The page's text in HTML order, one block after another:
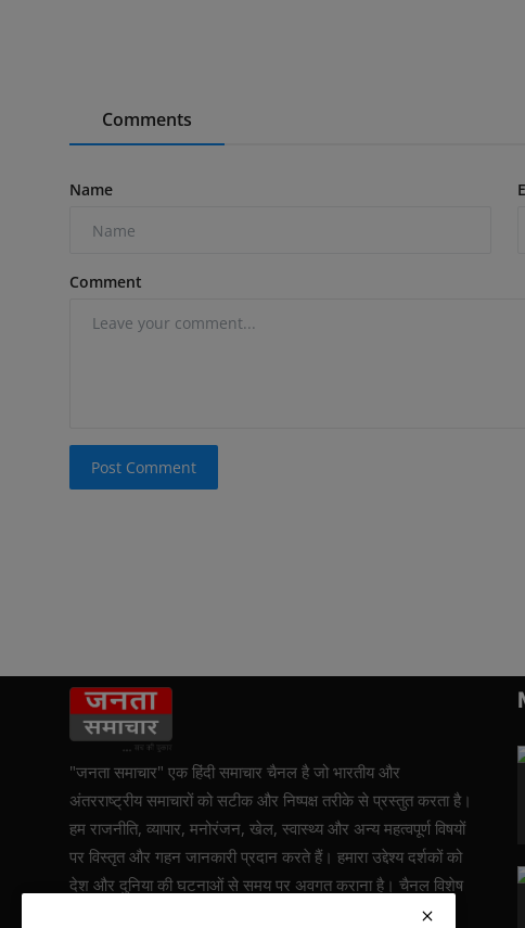
Comments
Name
Comment
Post Comment
"जनता समाचार" एक हिंदी समाचार चैनल है जो भारतीय और
अंतरराष्ट्रीय समाचारों को सटीक और निष्पक्ष तरीके से प्रस्तुत करता है।
हम राजनीति, व्यापार, मनोरंजन, खेल, स्वास्थ्य और अन्य महत्वपूर्ण विषयों
पर विस्तृत और गहन जानकारी प्रदान करते हैं। हमारा उद्देश्य दर्शकों को
देश और दुनिया की घटनाओं से समय पर अवगत कराना है। चैनल विशेष
रिपोर्टिंग और व्यक्तिगत कहानियों पर भी जोर देता है, जिससे दर्शकों को